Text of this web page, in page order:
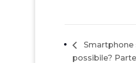
Smartphone
possibile?